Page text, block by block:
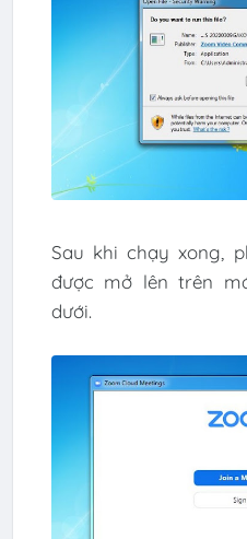
Sau khi chạy xong,
được mở lên trên
dưới.